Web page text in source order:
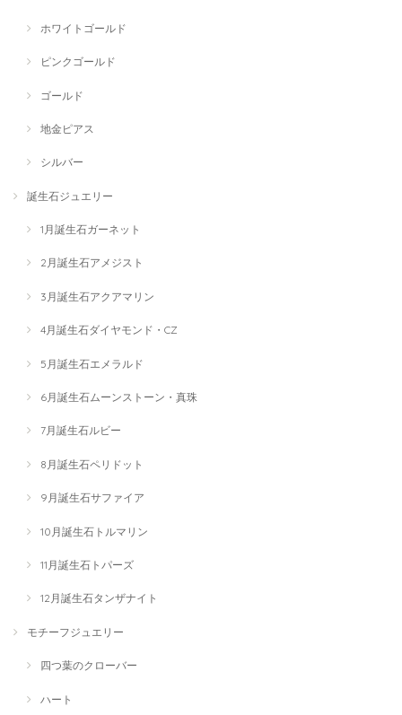
ホワイトゴールド
ピンクゴールド
ゴールド
地金ピアス
シルバー
誕生石ジュエリー
1月誕生石ガーネット
2月誕生石アメジスト
3月誕生石アクアマリン
4月誕生石ダイヤモンド・CZ
5月誕生石エメラルド
6月誕生石ムーンストーン・真珠
7月誕生石ルビー
8月誕生石ペリドット
9月誕生石サファイア
10月誕生石トルマリン
11月誕生石トパーズ
12月誕生石タンザナイト
モチーフジュエリー
四つ葉のクローバー
ハート